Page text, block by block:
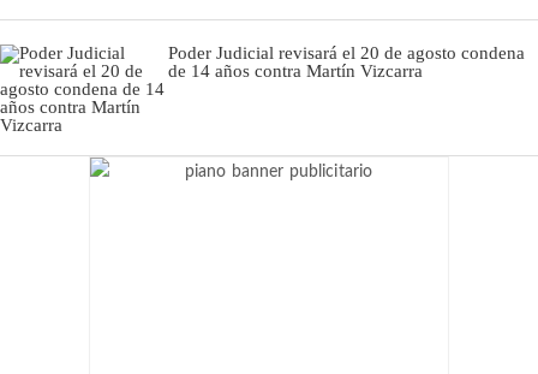
Poder Judicial revisará el 20 de agosto condena
de 14 años contra Martín Vizcarra